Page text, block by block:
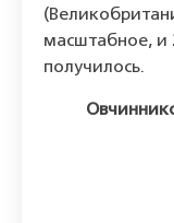
масштабное, и
получилось.